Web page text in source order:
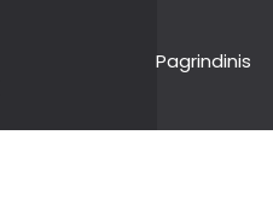
Pagrindinis